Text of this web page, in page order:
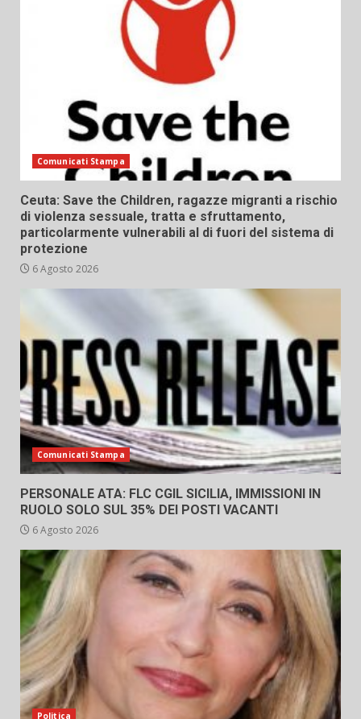
Comunicati Stampa
Ceuta: Save the Children, ragazze migranti a rischio
di violenza sessuale, tratta e sfruttamento,
particolarmente vulnerabili al di fuori del sistema di
protezione
6 Agosto 2026
Comunicati Stampa
PERSONALE ATA: FLC CGIL SICILIA, IMMISSIONI IN
RUOLO SOLO SUL 35% DEI POSTI VACANTI
6 Agosto 2026
Politica